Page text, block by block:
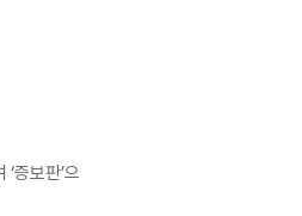
증보판’으